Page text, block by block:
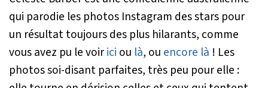
qui parodie les photos Instagram des stars pour
un résultat toujours des plus hilarants, comme
vous avez pu le voirici ou là, ou encore là ! Les
photos soi-disant parfaites, très peu pour elle :